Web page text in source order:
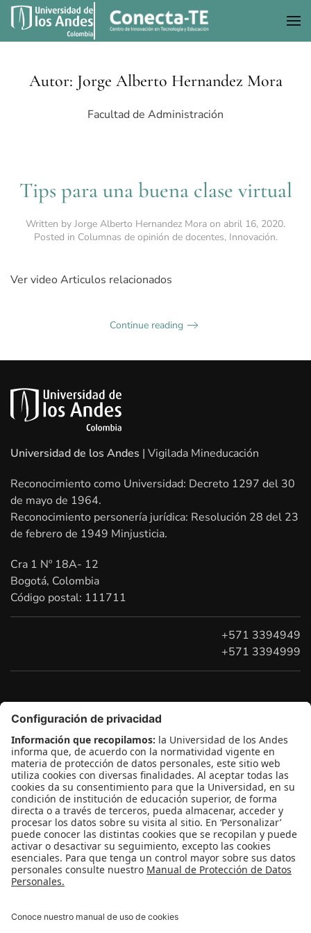
Skip to main content
Autor: Jorge Alberto Hernandez Mora
Facultad de Administración
Tips para una buena clase virtual
Written by Jorge Alberto Hernandez Mora on abril 16, 2020.
Posted in Columnas de opinión de docentes, Innovación.
Ver video Articulos relacionados
Continue reading
Universidad de los Andes | Vigilada Mineducación
Reconocimiento como Universidad: Decreto 1297 del 30
de mayo de 1964.
Reconocimiento personería jurídica: Resolución 28 del 23
de febrero de 1949 Minjusticia.
Cra 1 Nº 18A- 12
Bogotá, Colombia
Código postal: 111711
+571 3394949
+571 3394999
Conecta-TE| Centro de Innovación en Tecnología y
Educación
Edificio Pedro Navas, 1er piso
Contácto:conectate@uniandes.edu.co
Teléfono: +571 3394949
Extensión: 3930